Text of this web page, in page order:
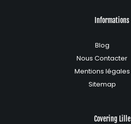
Informations
Blog
Nous Contacter
Mentions légales
Sitemap
Covering Lille